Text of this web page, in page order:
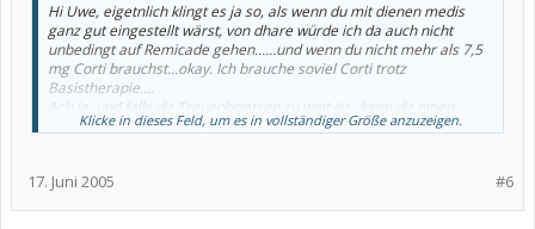
Hi Uwe, eigetnlich klingt es ja so, als wenn du mit dienen medis
ganz gut eingestellt wärst, von dhare würde ich da auch nicht
unbedingt auf Remicade gehen......und wenn du nicht mehr als 7,5
mg Corti brauchst...okay. Ich brauche soviel Corti trotz
Basistherapie....
Ach ja, und falls dir Treuenbrietzen zu weit ist...kann dir einen
guten niedergelassenen Rheumatologen in Wannsee empfehlen,
Treuenbrietzen....
Klicke in dieses Feld, um es in vollständiger Größe anzuzeigen.
#6
17. Juni 2005